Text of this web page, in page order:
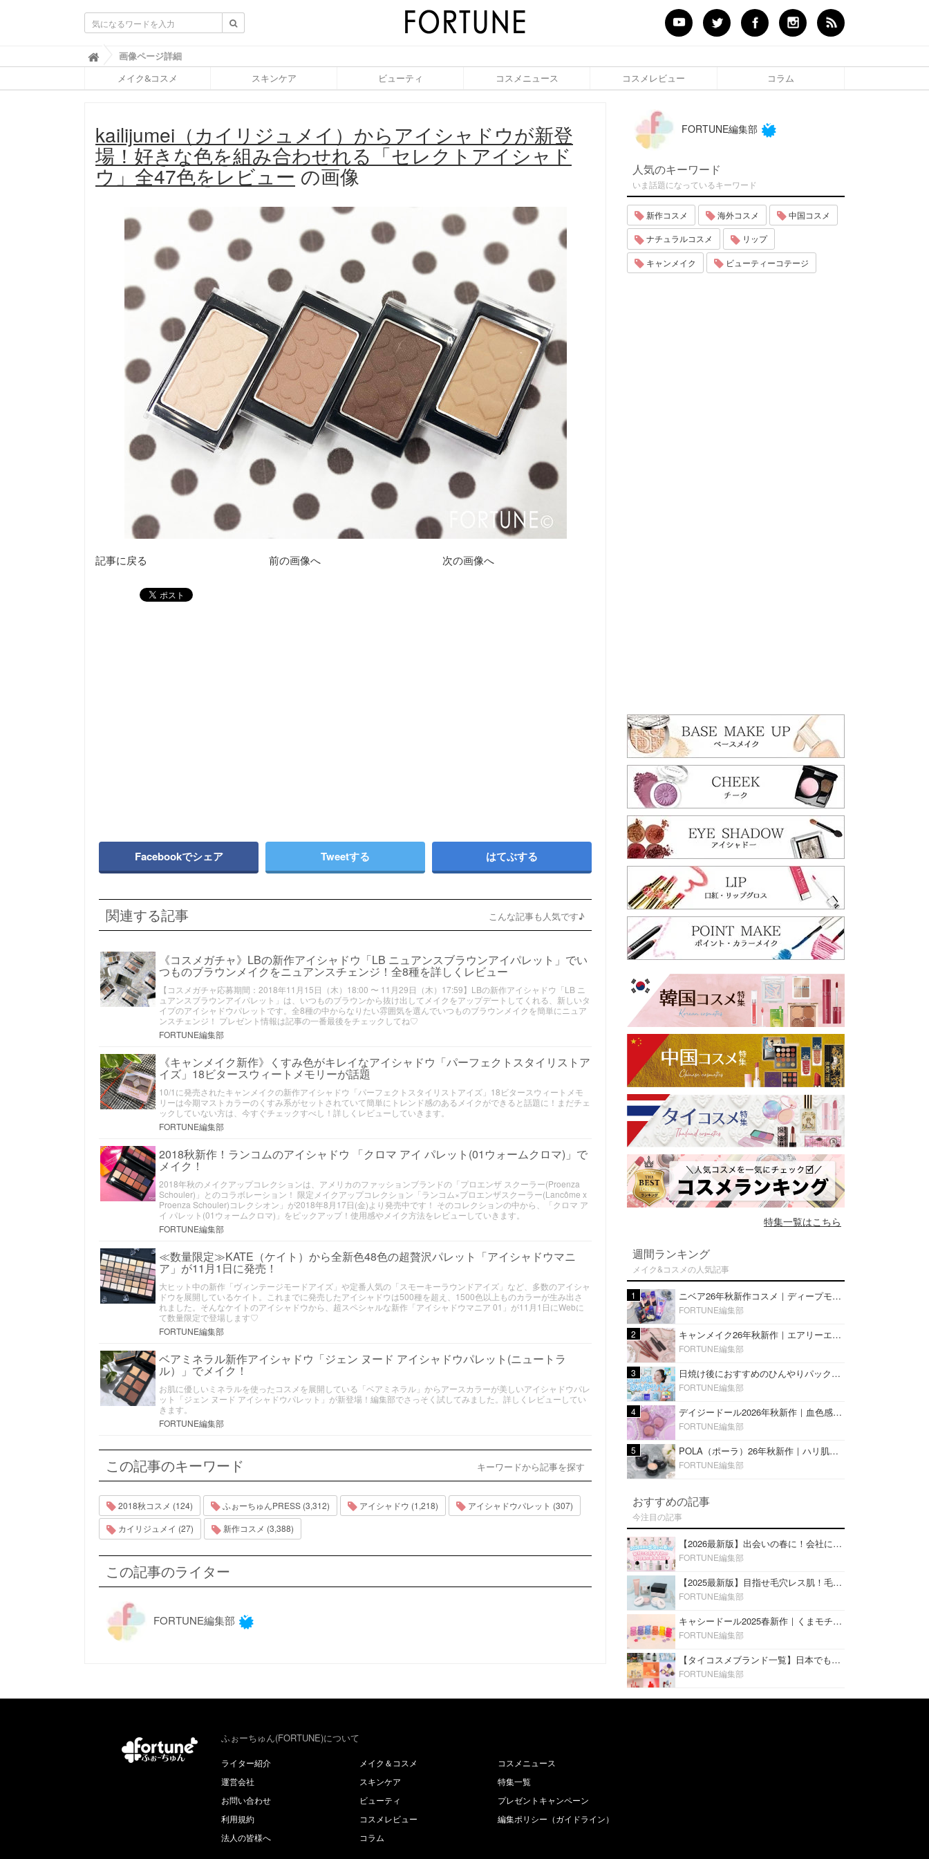
ふ
ぉ
ち
F
O
R
T
画像ページ詳細
メイク&コスメ スキンケア ビューティ コスメニュース コスメレビュー コラム
kailijumei（カイリジュメイ）からアイシャドウが新登
場！好きな色を組み合わせれる「セレクトアイシャド
ウ」全47色をレビュー の画像
記事に戻る 前の画像へ 次の画像へ
Facebookでシェア Tweetする はてぶする
関連する記事 こんな記事も人気です♪
《コスメガチャ》LBの新作アイシャドウ「LB ニュアンスブラウンアイパレット」でい
つものブラウンメイクをニュアンスチェンジ！全8種を詳しくレビュー
【コスメガチャ応募期間：2018年11月15日（木）18:00 〜 11月29日（木）17:59】LBの新作アイシャドウ「LB ニ
ュアンスブラウンアイパレット」は、いつものブラウンから抜け出してメイクをアップデートしてくれる、新しいタ
イプのアイシャドウパレットです。全8種の中からなりたい雰囲気を選んでいつものブラウンメイクを簡単にニュア
ンスチェンジ！ プレゼント情報は記事の一番最後をチェックしてね♡
FORTUNE編集部
《キャンメイク新作》くすみ色がキレイなアイシャドウ「パーフェクトスタイリストア
イズ」18ビタースウィートメモリーが話題
10/1に発売されたキャンメイクの新作アイシャドウ「パーフェクトスタイリストアイズ」18ビタースウィートメモ
リーは今期マストカラーのくすみ系がセットされていて簡単にトレンド感のあるメイクができると話題に！まだチェ
ックしていない方は、今すぐチェックすべし！詳しくレビューしていきます。
FORTUNE編集部
2018秋新作！ランコムのアイシャドウ 「クロマ アイ パレット(01ウォームクロマ)」で
メイク！
2018年秋のメイクアップコレクションは、アメリカのファッションブランドの「プロエンザ スクーラー(Proenza
Schouler)」とのコラボレーション！ 限定メイクアップコレクション「ランコム×プロエンザスクーラー(Lancôme x
Proenza Schouler)コレクシオン」が2018年8月17日(金)より発売中です！ そのコレクションの中から、「クロマ ア
イ パレット(01ウォームクロマ)」をピックアップ！使用感やメイク方法をレビューしていきます。
FORTUNE編集部
≪数量限定≫KATE（ケイト）から全新色48色の超贅沢パレット「アイシャドウマニ
ア」が11月1日に発売！
大ヒット中の新作「ヴィンテージモードアイズ」や定番人気の「スモーキーラウンドアイズ」など、多数のアイシャ
ドウを展開しているケイト。これまでに発売したアイシャドウは500種を超え、1500色以上ものカラーが生み出さ
れました。そんなケイトのアイシャドウから、超スペシャルな新作「アイシャドウマニア 01」が11月1日にWebに
て数量限定で登場します♡
FORTUNE編集部
ベアミネラル新作アイシャドウ「ジェン ヌード アイシャドウパレット(ニュートラ
ル）」でメイク！
お肌に優しいミネラルを使ったコスメを展開している「ベアミネラル」からアースカラーが美しいアイシャドウパレ
ット「ジェン ヌード アイシャドウパレット」が新登場！編集部でさっそく試してみました。詳しくレビューしてい
きます。
FORTUNE編集部
この記事のキーワード キーワードから記事を探す
2018秋コスメ (124) ふぉーちゅんPRESS (3,312) アイシャドウ (1,218)
アイシャドウパレット (307)
カイリジュメイ (27)
新作コスメ (3,388)
この記事のライター
FORTUNE編集部
FORTUNE編集部
人気のキーワード
いま話題になっているキーワード
新作コスメ 海外コスメ 中国コスメ
ナチュラルコスメ リップ
キャンメイク ビューティーコテージ
特集一覧はこちら
週間ランキング
メイク&コスメの人気記事
1 ニベア26年秋新作コスメ｜ディープモイスチャーリップの美容液タイプや2in1ボディクリームスクラブも
FORTUNE編集部
2 キャンメイク26年秋新作｜エアリーエクステンションライナー＆カールスナイパーマスカラ新色をレビュー
FORTUNE編集部
3 日焼け後におすすめのひんやりパック14選｜暑い夏にぴったりな冷凍／鎮静／うるおいチャージマスクを紹介
FORTUNE編集部
4 デイジードール2026年秋新作｜血色感が可愛い♡『パウダー ブラッシュ ブルーム』新3色をレビュー
FORTUNE編集部
5 POLA（ポーラ）26年秋新作｜ハリ肌を叶える『B.A デイ プランプ ファンデーション』を口コミ
FORTUNE編集部
おすすめの記事
今注目の記事
【2026最新版】出会いの春に！会社にもおすすめの好印象な香水14選♡ビジネスの場での香水マナーも
FORTUNE編集部
【2025最新版】目指せ毛穴レス肌！毛穴を埋めて隠す「おすすめ部分用下地＆プライマー」ランキング♡
FORTUNE編集部
キャシードール2025春新作｜くまモチーフのミニリップ「シャイニーベア リップモイスト」をレビュー♡
FORTUNE編集部
【タイコスメブランド一覧】日本でも人気沸騰中の“タイコスメ”ブランド20選！
FORTUNE編集部
ふぉーちゅん(FORTUNE)について
ライター紹介
運営会社
お問い合わせ
利用規約
法人の皆様へ
メイク＆コスメ
スキンケア
ビューティ
コスメレビュー
コラム
コスメニュース
特集一覧
プレゼントキャンペーン
編集ポリシー（ガイドライン）